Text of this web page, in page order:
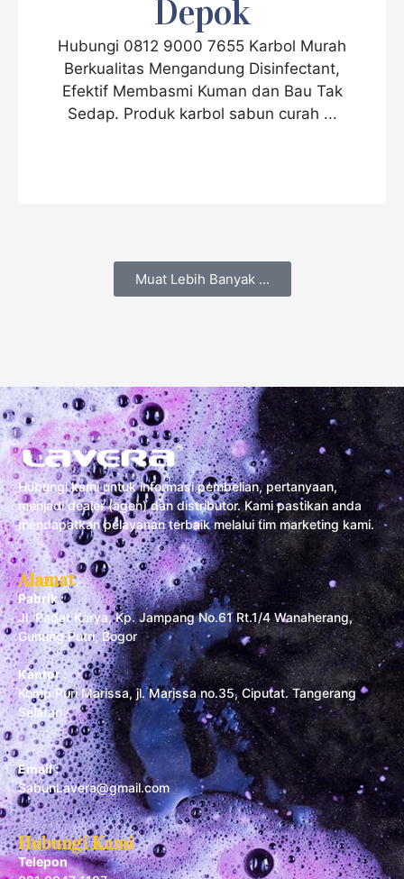
Depok
Hubungi 0812 9000 7655 Karbol Murah
Berkualitas Mengandung Disinfectant,
Efektif Membasmi Kuman dan Bau Tak
Sedap. Produk karbol sabun curah ...
Muat Lebih Banyak ...
Hubungi kami untuk informasi pembelian, pertanyaan,
menjadi dealer (agen) dan distributor. Kami pastikan anda
mendapatkan pelayanan terbaik melalui tim marketing kami.
Alamat
Pabrik :
Jl. Padat Karya, Kp. Jampang No.61 Rt.1/4 Wanaherang,
Gunung Putri, Bogor
Kantor :
Komp Puri Marissa, jl. Marissa no.35, Ciputat. Tangerang
Selatan
Email :
SabunLavera@gmail.com
Hubungi Kami
Telepon